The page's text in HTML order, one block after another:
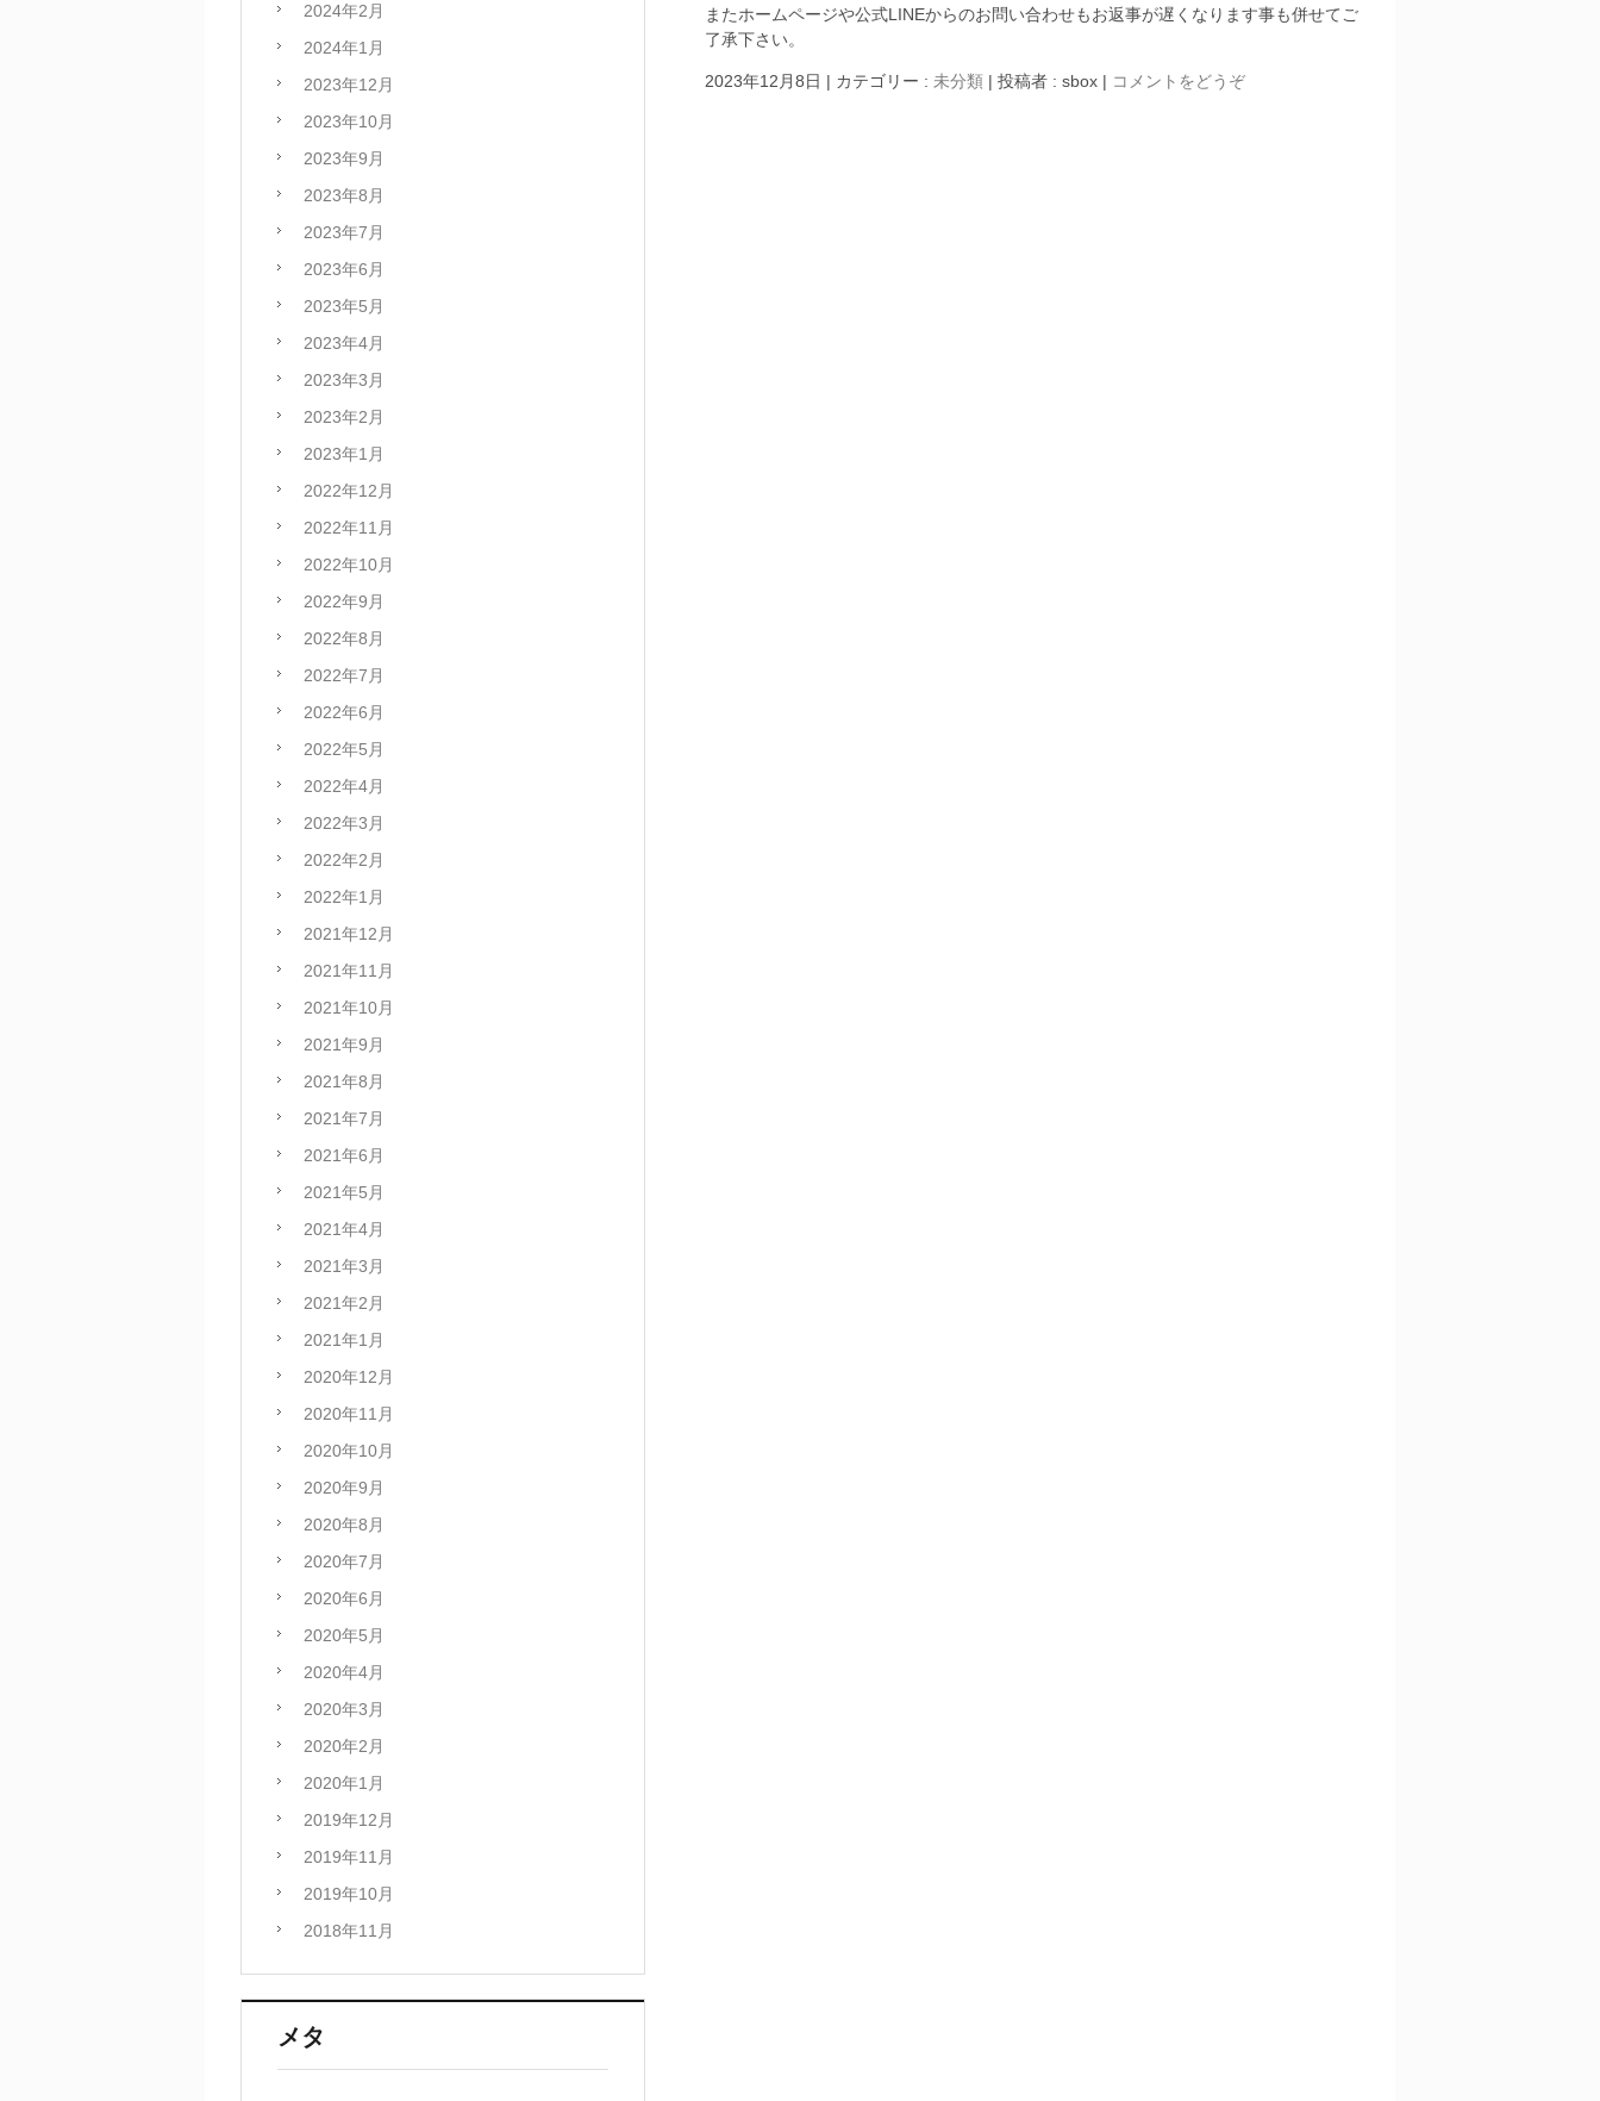
またホームページや公式LINEからのお問い合わせもお返事が遅くなります事も併せてご
了承下さい。
2023年12月8日 | カテゴリー : 未分類 | 投稿者 : sbox | コメントをどうぞ
2024年2月
2024年1月
2023年12月
2023年10月
2023年9月
2023年8月
2023年7月
2023年6月
2023年5月
2023年4月
2023年3月
2023年2月
2023年1月
2022年12月
2022年11月
2022年10月
2022年9月
2022年8月
2022年7月
2022年6月
2022年5月
2022年4月
2022年3月
2022年2月
2022年1月
2021年12月
2021年11月
2021年10月
2021年9月
2021年8月
2021年7月
2021年6月
2021年5月
2021年4月
2021年3月
2021年2月
2021年1月
2020年12月
2020年11月
2020年10月
2020年9月
2020年8月
2020年7月
2020年6月
2020年5月
2020年4月
2020年3月
2020年2月
2020年1月
2019年12月
2019年11月
2019年10月
2018年11月
メタ